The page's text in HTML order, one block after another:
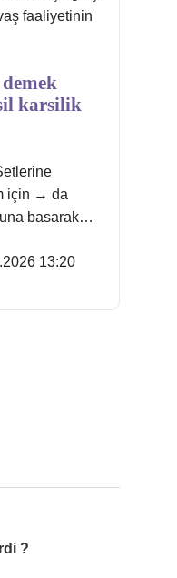
faaliyetinin
karsilik
için → da
basarak…
13:20
?